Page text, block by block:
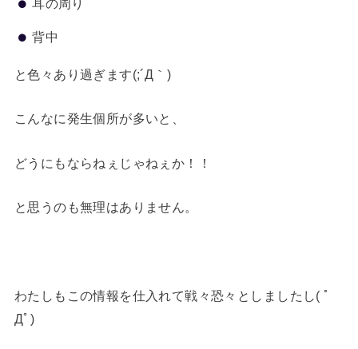
耳の周り
背中
と色々あり過ぎます(;´Д｀)
こんなに発生個所が多いと、
どうにもならねぇじゃねぇか！！
と思うのも無理はありません。
わたしもこの情報を仕入れて戦々恐々としましたし( ﾟ
Дﾟ)